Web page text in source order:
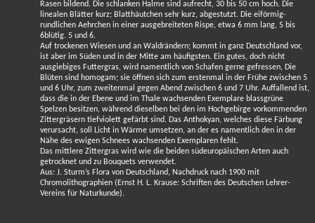
Rasen bildend. Die schlanken Halme sind aufrecht, 30 bis 50 cm hoch. Die
linealen Blätter kurz; Blatthäutchen sehr kurz, abgestutzt. Die eiförmig-
rundlichen Aehrchen in einer ausgebreiteten Rispe, etwa 6 mm lang, 5 bis
6blütig. 5 und 6.
Auf trockenen Wiesen und an Waldrändern; kommt in ganz Deutschland vor,
ist aber im Süden und in der Mitte am häufigsten. Ein gutes, doch nicht
ausgiebiges Futtergras, wird namentlich von Schafen gerne gefressen, Die
Blüten sind homogam; sie öffnen sich zum erstenmal in der Frühe zwischen 5
und 6 Uhr, zum zweitenmal gegen Abend zwischen 6 und 7 Uhr. Auffallend ist,
dass die in der Ebene und im Thale wachsenden Exemplare blassgrüne
Spelzen besitzen, während dieselben bei den im Hochgebirge vorkommenden
Zittergräsern tiefviolett gefärbt sind. Das Anthokyan, welches diese Färbung
verursacht, soll Licht in Wärme umsetzen, an der es namentlich den in der
Nähe des ewigen Schnees wachsenden Exemplaren fehlt.
Das mittlere Zittergras wird wie die beiden südeuropäischen Arten auch
getrocknet und zu Bouquets verwendet.
Aus: J. Sturm’s Flora von Deutschland, Nachdruck nach 1900 mit
Chromolithographien (Ernst H. L. Krause: Schriften des Deutschen Lehrer-
Vereins für Naturkunde).